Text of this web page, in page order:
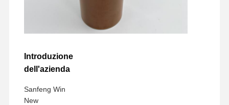
Introduzione
dell'azienda
Sanfeng Win
New